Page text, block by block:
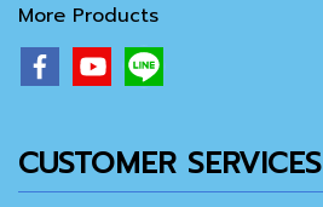
More Products
CUSTOMER SERVICES